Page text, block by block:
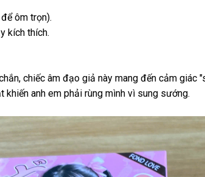
ôm trọn).
kích thích.
chiếc âm đạo giả này mang đến cảm
anh em phải rùng mình vì sung sướng.